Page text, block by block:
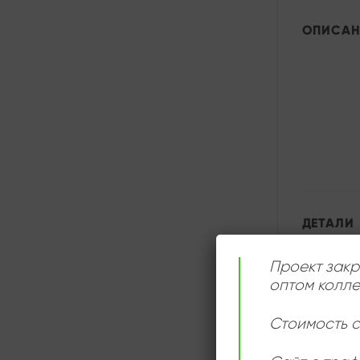
ДЕТАЛИ
Проект
оптом
Стоимость